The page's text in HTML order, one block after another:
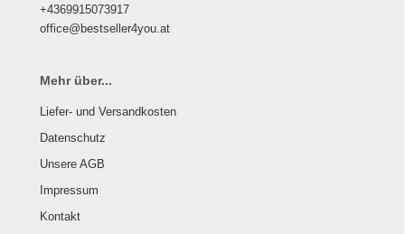
+4369915073917
office@bestseller4you.at
Mehr über...
Liefer- und Versandkosten
Datenschutz
Unsere AGB
Impressum
Kontakt